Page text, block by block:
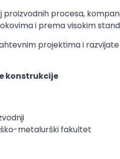
procesa,
i prema visokim
projektima i
konstrukcije
metalurški fakultet